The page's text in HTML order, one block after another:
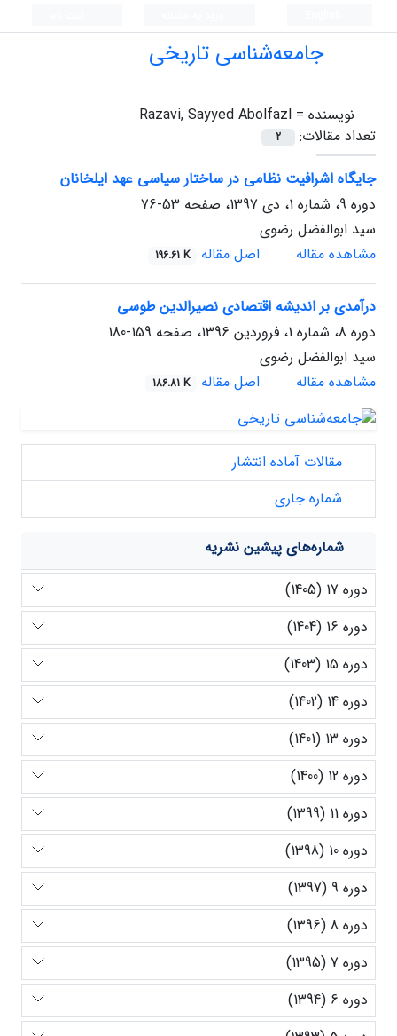
جامعه‌شناسی تاریخی
نویسنده = Razavi, Sayyed Abolfazl
تعداد مقالات:
2
جایگاه اشرافیت نظامی در ساختار سیاسی عهد ایلخانان
دوره 9، شماره 1، دی 1397، صفحه
53-76
سید ابوالفضل رضوی
مشاهده مقاله
اصل مقاله 196.61 K
درآمدی بر اندیشه اقتصادی نصیرالدین طوسی
دوره 8، شماره 1، فروردین 1396، صفحه
159-180
سید ابوالفضل رضوی
مشاهده مقاله
اصل مقاله 186.81 K
مقالات آماده انتشار
شماره جاری
شماره‌های پیشین نشریه
دوره 17 (1405)
دوره 16 (1404)
دوره 15 (1403)
دوره 14 (1402)
دوره 13 (1401)
دوره 12 (1400)
دوره 11 (1399)
دوره 10 (1398)
دوره 9 (1397)
دوره 8 (1396)
دوره 7 (1395)
دوره 6 (1394)